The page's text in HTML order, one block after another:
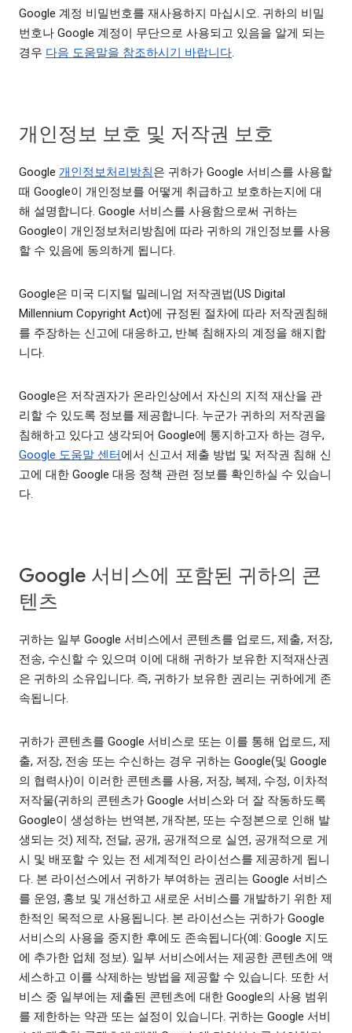
Google 계정 비밀번호를 재사용하지 마십시오. 귀하의 비밀
번호나 Google 계정이 무단으로 사용되고 있음을 알게 되는
경우 다음 도움말을 참조하시기 바랍니다.
개인정보 보호 및 저작권 보호
Google 개인정보처리방침은 귀하가 Google 서비스를 사용할
때 Google이 개인정보를 어떻게 취급하고 보호하는지에 대
해 설명합니다. Google 서비스를 사용함으로써 귀하는
Google이 개인정보처리방침에 따라 귀하의 개인정보를 사용
할 수 있음에 동의하게 됩니다.
Google은 미국 디지털 밀레니엄 저작권법(US Digital
Millennium Copyright Act)에 규정된 절차에 따라 저작권침해
를 주장하는 신고에 대응하고, 반복 침해자의 계정을 해지합
니다.
Google은 저작권자가 온라인상에서 자신의 지적 재산을 관
리할 수 있도록 정보를 제공합니다. 누군가 귀하의 저작권을
침해하고 있다고 생각되어 Google에 통지하고자 하는 경우,
Google 도움말 센터에서 신고서 제출 방법 및 저작권 침해 신
고에 대한 Google 대응 정책 관련 정보를 확인하실 수 있습니
다.
Google 서비스에 포함된 귀하의 콘
텐츠
귀하는 일부 Google 서비스에서 콘텐츠를 업로드, 제출, 저장,
전송, 수신할 수 있으며 이에 대해 귀하가 보유한 지적재산권
은 귀하의 소유입니다. 즉, 귀하가 보유한 권리는 귀하에게 존
속됩니다.
귀하가 콘텐츠를 Google 서비스로 또는 이를 통해 업로드, 제
출, 저장, 전송 또는 수신하는 경우 귀하는 Google(및 Google
의 협력사)이 이러한 콘텐츠를 사용, 저장, 복제, 수정, 이차적
저작물(귀하의 콘텐츠가 Google 서비스와 더 잘 작동하도록
Google이 생성하는 번역본, 개작본, 또는 수정본으로 인해 발
생되는 것) 제작, 전달, 공개, 공개적으로 실연, 공개적으로 게
시 및 배포할 수 있는 전 세계적인 라이선스를 제공하게 됩니
다. 본 라이선스에서 귀하가 부여하는 권리는 Google 서비스
를 운영, 홍보 및 개선하고 새로운 서비스를 개발하기 위한 제
한적인 목적으로 사용됩니다. 본 라이선스는 귀하가 Google
서비스의 사용을 중지한 후에도 존속됩니다(예: Google 지도
에 추가한 업체 정보). 일부 서비스에서는 제공한 콘텐츠에 액
세스하고 이를 삭제하는 방법을 제공할 수 있습니다. 또한 서
비스 중 일부에는 제출된 콘텐츠에 대한 Google의 사용 범위
를 제한하는 약관 또는 설정이 있습니다. 귀하는 Google 서비